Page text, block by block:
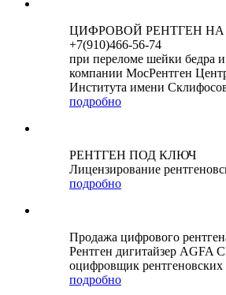
ЦИФРОВОЙ РЕНТГЕН
+7(910)466-56-74
при переломе шейки бедра
компании МосРентген
Института имени
подробно
РЕНТГЕН ПОД КЛЮЧ
Лицензирование
подробно
Продажа цифрового
Рентген дигитайзер AGFA
оцифровщик рентгеновских
подробно